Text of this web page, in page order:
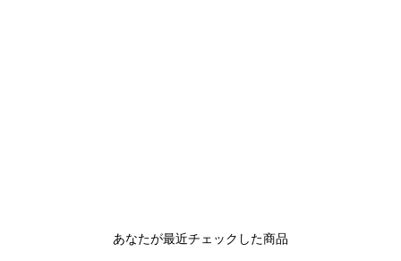
あなたが最近チェックした商品